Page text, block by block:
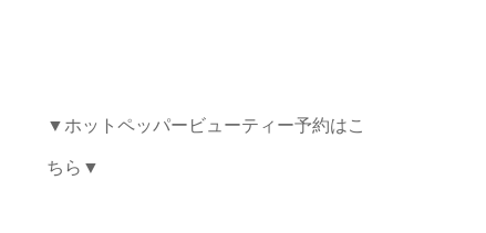
▼ホットペッパービューティー予約はこ
ちら▼